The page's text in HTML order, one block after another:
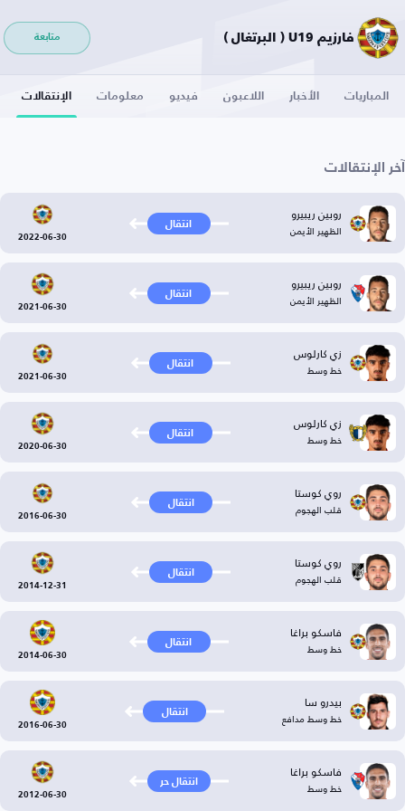
فارزيم U19 ( البرتغال ) متابعة
المباريات الأخبار اللاعبون فيديو معلومات الإنتقالات
آخر الإنتقالات
روبين ريبيرو
الظهير الأيمن انتقال
2022-06-30
روبين ريبيرو
الظهير الأيمن انتقال
2021-06-30
زي كارلوس
خط وسط انتقال
2021-06-30
زي كارلوس
خط وسط انتقال
2020-06-30
روي كوستا
قلب الهجوم انتقال
2016-06-30
روي كوستا
قلب الهجوم انتقال
2014-12-31
فاسكو براغا
خط وسط انتقال
2014-06-30
بيدرو سا
خط وسط مدافع انتقال
2016-06-30
فاسكو براغا
خط وسط انتقال حر
2012-06-30